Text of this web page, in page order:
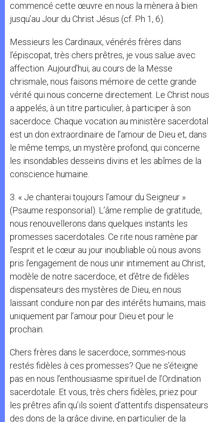
commencé cette œuvre en nous la mènera à bien
jusqu’au Jour du Christ Jésus (cf. Ph 1, 6).
Messieurs les Cardinaux, vénérés frères dans
l’épiscopat, très chers prêtres, je vous salue avec
affection. Aujourd’hui, au cours de la Messe
chrismale, nous faisons mémoire de cette grande
vérité qui nous concerne directement. Le Christ nous
a appelés, à un titre particulier, à participer à son
sacerdoce. Chaque vocation au ministère sacerdotal
est un don extraordinaire de l’amour de Dieu et, dans
le même temps, un mystère profond, qui concerne
les insondables desseins divins et les abîmes de la
conscience humaine.
3. « Je chanterai toujours l’amour du Seigneur »
(Psaume responsorial). L’âme remplie de gratitude,
nous renouvellerons dans quelques instants les
promesses sacerdotales. Ce rite nous ramène par
l’esprit et le cœur au jour inoubliable où nous avons
pris l’engagement de nous unir intimement au Christ,
modèle de notre sacerdoce, et d’être de fidèles
dispensateurs des mystères de Dieu, en nous
laissant conduire non par des intérêts humains, mais
uniquement par l’amour pour Dieu et pour le
prochain.
Chers frères dans le sacerdoce, sommes-nous
restés fidèles à ces promesses? Que ne s’éteigne
pas en nous l’enthousiasme spirituel de l’Ordination
sacerdotale. Et vous, très chers fidèles, priez pour
les prêtres afin qu’ils soient d’attentifs dispensateurs
des dons de la grâce divine, en particulier de la